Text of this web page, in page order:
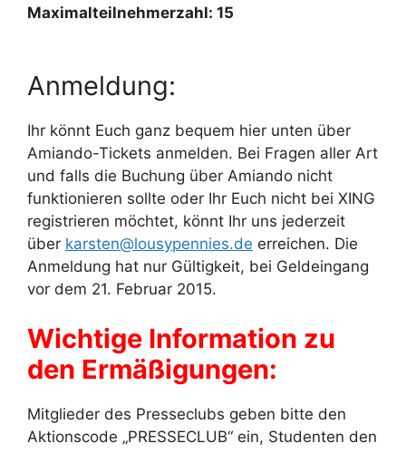
Maximalteilnehmerzahl: 15
Anmeldung:
Ihr könnt Euch ganz bequem hier unten über
Amiando-Tickets anmelden. Bei Fragen aller Art
und falls die Buchung über Amiando nicht
funktionieren sollte oder Ihr Euch nicht bei XING
registrieren möchtet, könnt Ihr uns jederzeit
über karsten@lousypennies.de erreichen. Die
Anmeldung hat nur Gültigkeit, bei Geldeingang
vor dem 21. Februar 2015.
Wichtige Information zu
den Ermäßigungen:
Mitglieder des Presseclubs geben bitte den
Aktionscode „PRESSECLUB“ ein, Studenten den